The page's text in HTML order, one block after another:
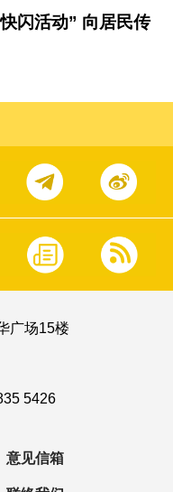
闪活动” 向居民传
广场15楼
5426
意见信箱